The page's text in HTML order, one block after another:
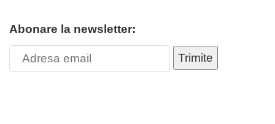
Abonare la newsletter:
Trimite